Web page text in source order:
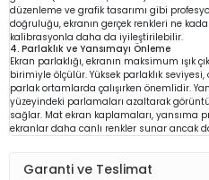
düzenleme ve grafik tasarımı gibi
doğruluğu, ekranın gerçek renkleri ne
kalibrasyonla daha da iyileştirilebilir.
4. Parlaklık ve Yansımayı Önleme
Ekran parlaklığı, ekranın maksimum ışık
birimiyle ölçülür. Yüksek parlaklık seviyesi,
parlak ortamlarda çalışırken önemlidir.
yüzeyindeki parlamaları azaltarak
sağlar. Mat ekran kaplamaları, yansıma
ekranlar daha canlı renkler sunar ancak
Garanti ve Teslimat